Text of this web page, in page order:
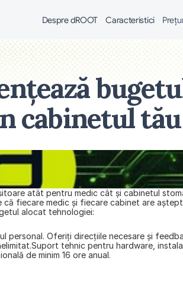
Despre dROOT Caracteristici
cabinetul tău
atât pentru medic cât și cabinetul
fiecare medic și fiecare cabinet are
alocat tehnologiei:
Oferiţi direcţiile necesare şi
tehnic pentru hardware,
de minim 16 ore anual.